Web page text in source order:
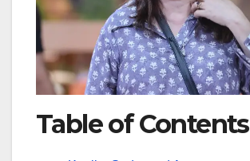
Table of Contents